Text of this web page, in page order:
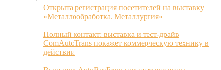
Открыта регистрация посетителей на выставку
«Металлообработка. Металлургия»
Полный контакт: выставка и тест-драйв
ComAutoTrans покажет коммерческую технику в
действии